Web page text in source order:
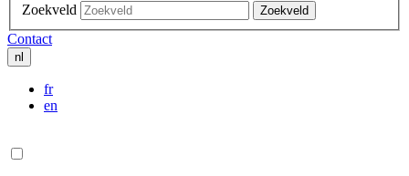
Zoekveld Zoekveld
Contact
nl
fr
en